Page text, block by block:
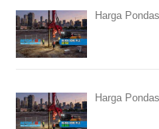
Harga
Harga